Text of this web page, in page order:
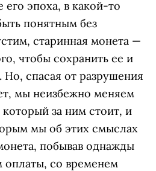
его эпоха, в какой-то
понятным без
старинная монета —
чтобы сохранить ее и
Но, спасая от разрушения
мы неизбежно меняем
за ним стоит, и
мы об этих смыслах
побывав однажды
оплаты, со временем